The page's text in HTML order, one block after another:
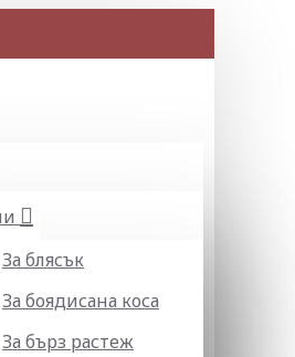
За блясък
За боядисана коса
За бърз растеж